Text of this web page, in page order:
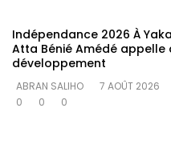
Indépendance 2026 À
Atta Bénié Amédé appelle
développement
ABRAN SALIHO
7 AOÛT 2026
0
0 0